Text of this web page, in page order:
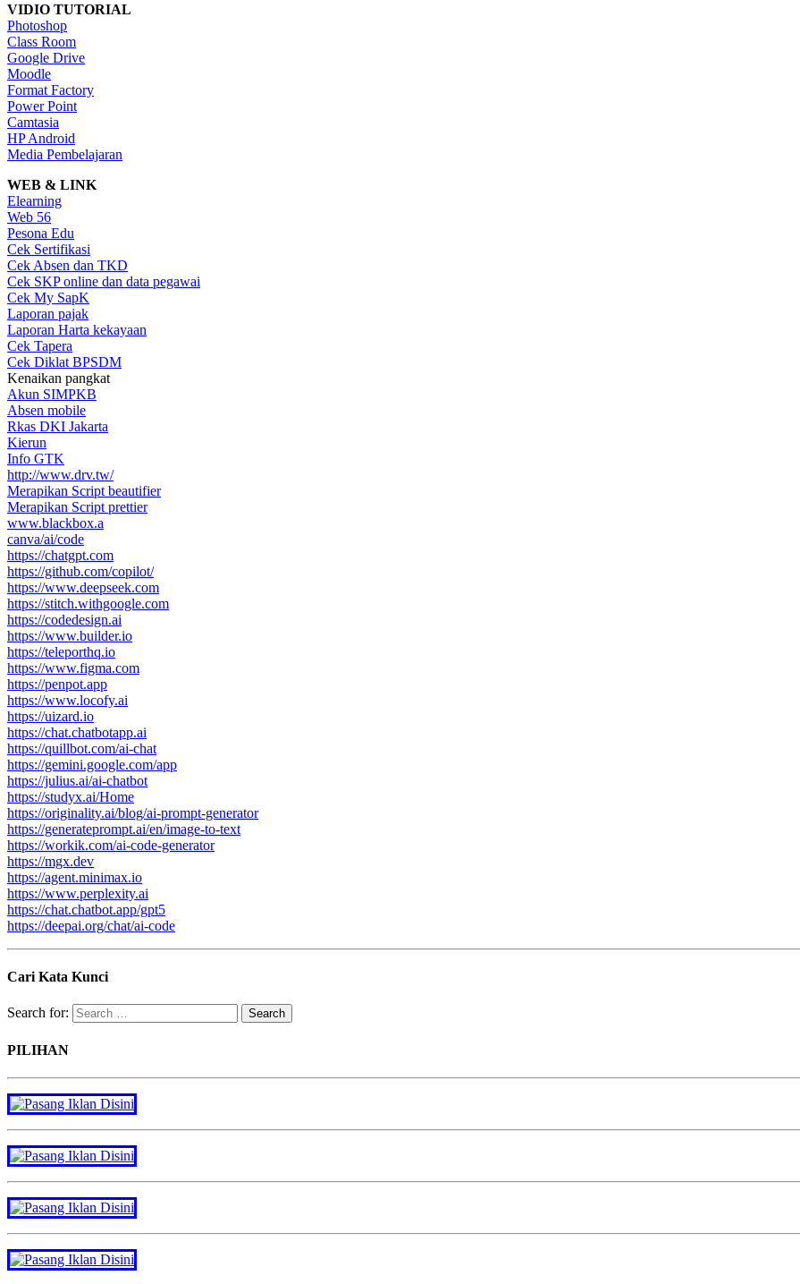
VIDIO TUTORIAL
Photoshop
Class Room
Google Drive
Moodle
Format Factory
Power Point
Camtasia
HP Android
Media Pembelajaran
WEB & LINK
Elearning
Web 56
Pesona Edu
Cek Sertifikasi
Cek Absen dan TKD
Cek SKP online dan data pegawai
Cek My SapK
Laporan pajak
Laporan Harta kekayaan
Cek Tapera
Cek Diklat BPSDM
Kenaikan pangkat
Akun SIMPKB
Absen mobile
Rkas DKI Jakarta
Kierun
Info GTK
http://www.drv.tw/
Merapikan Script beautifier
Merapikan Script prettier
www.blackbox.a
canva/ai/code
https://chatgpt.com
https://github.com/copilot/
https://www.deepseek.com
https://stitch.withgoogle.com
https://codedesign.ai
https://www.builder.io
https://teleporthq.io
https://www.figma.com
https://penpot.app
https://www.locofy.ai
https://uizard.io
https://chat.chatbotapp.ai
https://quillbot.com/ai-chat
https://gemini.google.com/app
https://julius.ai/ai-chatbot
https://studyx.ai/Home
https://originality.ai/blog/ai-prompt-generator
https://generateprompt.ai/en/image-to-text
https://workik.com/ai-code-generator
https://mgx.dev
https://agent.minimax.io
https://www.perplexity.ai
https://chat.chatbot.app/gpt5
https://deepai.org/chat/ai-code
Cari Kata Kunci
Search for:
PILIHAN